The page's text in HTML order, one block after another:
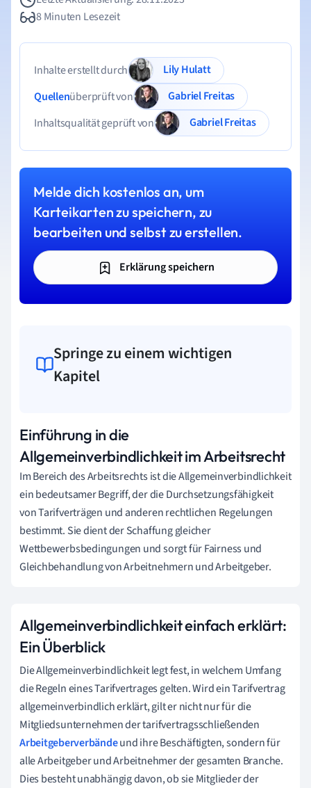
8 Minuten Lesezeit
Inhalte erstellt durch
Lily Hulatt
Quellenüberprüft von
Gabriel Freitas
Inhaltsqualität geprüft von
Gabriel Freitas
Melde dich kostenlos an, um
Karteikarten zu speichern, zu
bearbeiten und selbst zu erstellen.
Erklärung speichern
Springe zu einem wichtigen
Kapitel
Einführung in die
Allgemeinverbindlichkeit im Arbeitsrecht
Im Bereich des Arbeitsrechts ist die Allgemeinverbindlichkeit
ein bedeutsamer Begriff, der die Durchsetzungsfähigkeit
von Tarifverträgen und anderen rechtlichen Regelungen
bestimmt. Sie dient der Schaffung gleicher
Wettbewerbsbedingungen und sorgt für Fairness und
Gleichbehandlung von Arbeitnehmern und Arbeitgeber.
Allgemeinverbindlichkeit einfach erklärt:
Ein Überblick
Die Allgemeinverbindlichkeit legt fest, in welchem Umfang
die Regeln eines Tarifvertrages gelten. Wird ein Tarifvertrag
allgemeinverbindlich erklärt, gilt er nicht nur für die
Mitgliedsunternehmen der tarifvertragsschließenden
Arbeitgeberverbändeund ihre Beschäftigten, sondern für
alle Arbeitgeber und Arbeitnehmer der gesamten Branche.
Dies besteht unabhängig davon, ob sie Mitglieder der